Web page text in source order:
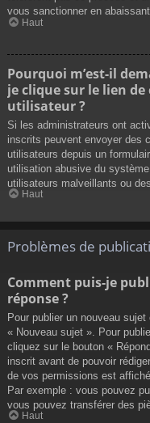
vous sanctionner en
Haut
Pourquoi m’est-il
je clique sur le lien
utilisateur ?
Si les administrateurs ont
inscrits peuvent envoyer des
utilisateurs depuis un
utilisation abusive du
utilisateurs malveillants ou
Haut
Problèmes de
Comment puis-je
réponse ?
Pour publier un nouveau
« Nouveau sujet ». Pour
cliquez sur le bouton «
inscrit avant de pouvoir
de vos permissions est
Par exemple : vous pouvez
vous pouvez transférer des
Haut